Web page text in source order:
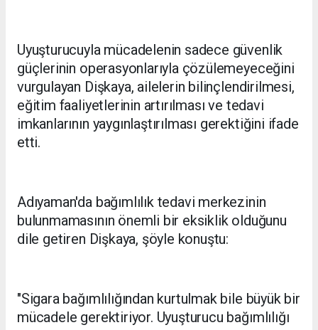
Uyuşturucuyla mücadelenin sadece güvenlik
güçlerinin operasyonlarıyla çözülemeyeceğini
vurgulayan Dişkaya, ailelerin bilinçlendirilmesi,
eğitim faaliyetlerinin artırılması ve tedavi
imkanlarının yaygınlaştırılması gerektiğini ifade
etti.
Adıyaman'da bağımlılık tedavi merkezinin
bulunmamasının önemli bir eksiklik olduğunu
dile getiren Dişkaya, şöyle konuştu:
"Sigara bağımlılığından kurtulmak bile büyük bir
mücadele gerektiriyor. Uyuşturucu bağımlılığı